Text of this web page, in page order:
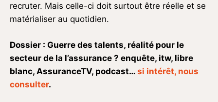
recruter. Mais celle-ci doit surtout être réelle et se
matérialiser au quotidien.
Dossier : Guerre des talents, réalité pour le
secteur de la l’assurance ? enquête, itw, libre
blanc, AssuranceTV, podcast… si intérêt, nous
consulter.